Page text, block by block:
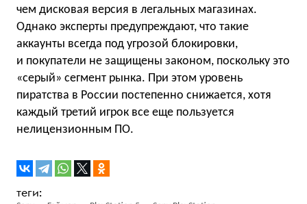
чем дисковая версия в легальных магазинах.
Однако эксперты предупреждают, что такие
аккаунты всегда под угрозой блокировки,
и покупатели не защищены законом, поскольку это
«серый» сегмент рынка. При этом уровень
пиратства в России постепенно снижается, хотя
каждый третий игрок все еще пользуется
нелицензионным ПО.